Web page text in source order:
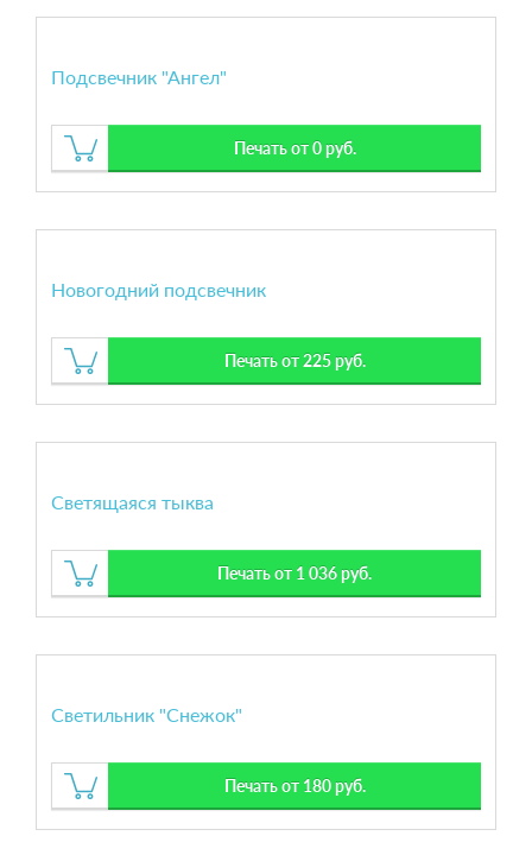
Подсвечник "Ангел"
Печать от 0 руб.
Новогодний подсвечник
Печать от 225 руб.
Светящаяся тыква
Печать от 1 036 руб.
Светильник "Снежок"
Печать от 180 руб.